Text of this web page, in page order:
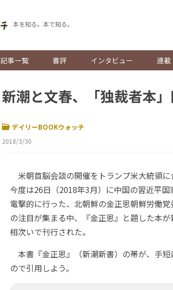
本を知る。本で知る。
記事一覧 書評 インタビュー 連載
新潮と文春、「独裁者本
デイリーBOOKウォッチ
2018/3/30
米朝首脳会談の開催をトランプ米大統領に
今度は26日（2018年3月）に中国の習近平
電撃的に行った、北朝鮮の金正恩朝鮮労働
の注目が集まる中、『金正恩』と題した本
相次いで刊行された。
本書『金正恩』（新潮新書）の帯が、手
ので引用しよう。